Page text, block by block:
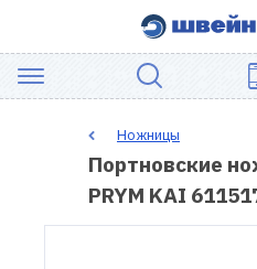
ШВЕЙНОЕ
ОБОРУДОВАНИЕ
Ножницы
Портновские
PRYM KAI